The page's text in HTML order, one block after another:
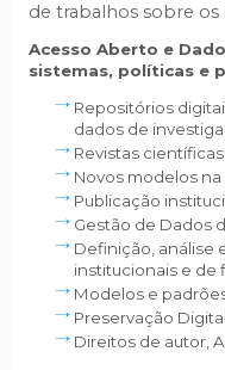
de trabalhos sobre os
Acesso Aberto e
sistemas, políticas e
Repositórios
dados de
Revistas
Novos modelos
Publicação
Gestão de Dados
Definição, análise
institucionais e de
Modelos e
Preservação Digital
Direitos de autor,